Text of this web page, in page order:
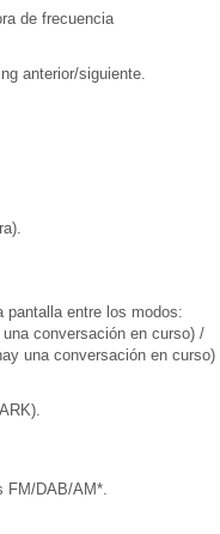
de frecuencia
anterior/siguiente.
entre los modos:
conversación en curso) /
una conversación en curso)
FM/DAB/AM*.